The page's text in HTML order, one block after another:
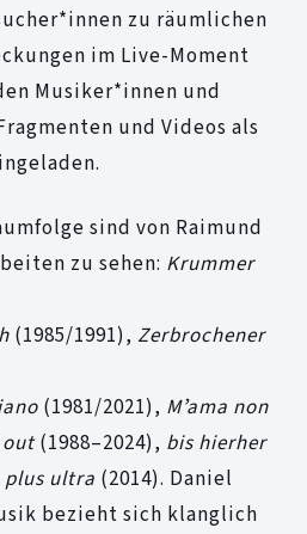
zu räumlichen
im Live-Moment
Musiker*innen und
und Videos als
sind von Raimund
zu sehen: Krummer
(1985/1991), Zerbrochener
(1981/2021), Mʼama non
out(1988–2024), bis hierher
plus ultra (2014). Daniel
bezieht sich klanglich